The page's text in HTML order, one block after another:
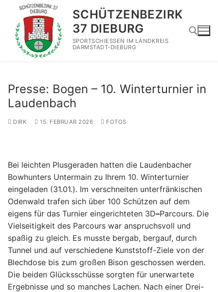
springen
SCHÜTZENBEZIRK
37 DIEBURG
SPORTSCHIESSEN IM LANDKREIS
DARMSTADT-DIEBURG
Presse: Bogen – 10. Winterturnier in
Laudenbach
DIRK 15. FEBRUAR 2026 FOTOS
Bei leichten Plusgeraden hatten die Laudenbacher
Bowhunters Untermain zu Ihrem 10. Winterturnier
eingeladen (31.01.). Im verschneiten unterfränkischen
Odenwald trafen sich über 100 Schützen auf dem
eigens für das Turnier eingerichteten 3D–Parcours. Die
Vielseitigkeit des Parcours war anspruchsvoll und
spaßig zu gleich. Es musste bergab, bergauf, durch
Tunnel und auf verschiedene Kunststoff-Ziele von der
Blechdose bis zum großen Bison geschossen werden.
Die beiden Glücksschüsse sorgten für unerwartete
Ergebnisse und so manches Lachen. Nach einer Drei-